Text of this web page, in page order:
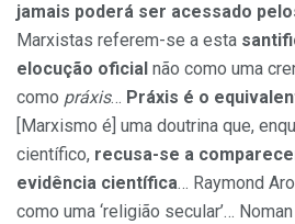
jamais poderá ser acessado
Marxistas referem-se a esta
elocução oficial não como uma
como práxis… Práxis é o
[Marxismo é] uma doutrina que,
científico, recusa-se a
evidência científica… Raymond
como uma ‘religião secular’…